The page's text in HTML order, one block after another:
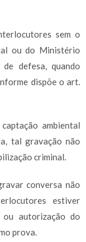
sem o
ou do Ministério
defesa, quando
dispõe o art.
ambiental
tal gravação não
criminal.
conversa não
estiver
ou autorização do
prova.